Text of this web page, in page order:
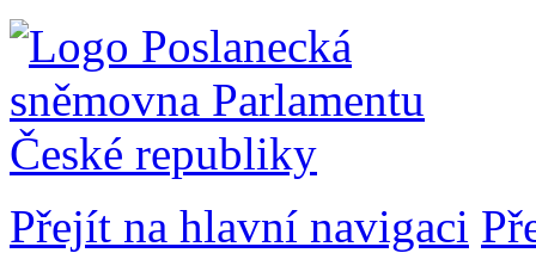
Přejít na hlavní navigaci